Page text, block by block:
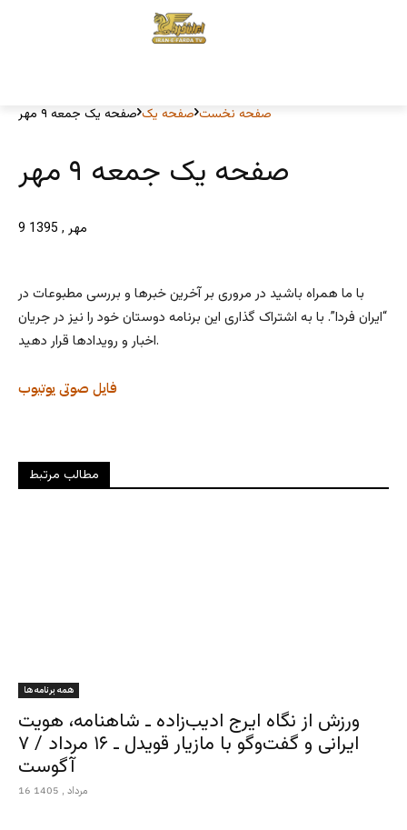
صفحه نخست صفحه یک صفحه یک جمعه ۹ مهر
صفحه یک جمعه ۹ مهر
9 مهر , 1395
با ما همراه باشید در مروری بر آخرین خبرها و بررسی مطبوعات در
“ایران فردا”. با به اشتراک گذاری این برنامه دوستان خود را نیز در جریان
اخبار و رویدادها قرار دهید.
یوتیوب فایل صوتی
مطالب مرتبط
همه برنامه ها
ورزش از نگاه ایرج ادیب‌زاده ـ شاهنامه، هویت
ایرانی و گفت‌وگو با مازیار قویدل ـ ۱۶ مرداد / ۷
آگوست
16 مرداد , 1405